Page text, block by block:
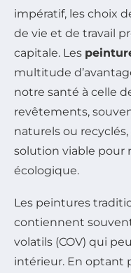
impératif, les choix
de vie et de travail
capitale. Les
multitude
notre santé à celle
revêtements,
naturels ou
solution viable pour
écologique.
Les peintures
contiennent
volatils (COV) qui
intérieur. En optant